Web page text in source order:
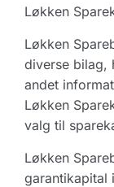
Løkken
Løkken
diverse bilag,
andet
Løkken
valg til
Løkken
garantikapital